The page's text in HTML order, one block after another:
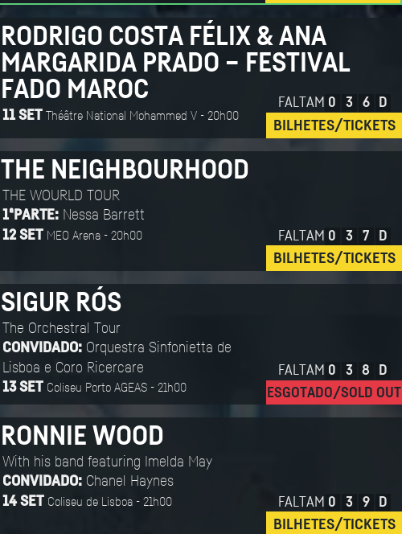
RODRIGO COSTA FÉLIX & ANA
MARGARIDA PRADO – FESTIVAL
FADO MAROC
11 SET Théâtre National Mohammed V - 20h00
FALTAM 0 3 6 D
BILHETES/TICKETS
THE NEIGHBOURHOOD
THE WOURLD TOUR
1ªPARTE: Nessa Barrett
12 SET MEO Arena - 20h00 FALTAM 0 3 7 D
BILHETES/TICKETS
SIGUR RÓS
The Orchestral Tour
CONVIDADO: Orquestra Sinfonietta de
Lisboa e Coro Ricercare
13 SET Coliseu Porto AGEAS - 21h00
FALTAM 0 3 8
D
ESGOTADO/SOLD OUT
RONNIE WOOD
With his band featuring Imelda May
CONVIDADO: Chanel Haynes
14 SET Coliseu de Lisboa - 21h00 FALTAM 0 3 9 D
BILHETES/TICKETS